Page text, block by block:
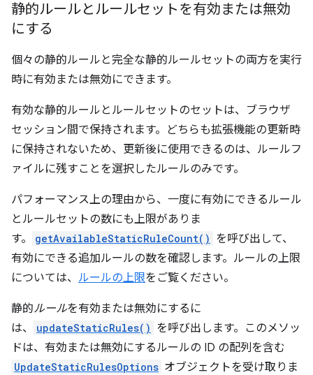
静的ルールとルールセットを有効または無効
にする
個々の静的ルールと完全な静的ルールセットの両方を実行
時に有効または無効にできます。
有効な静的ルールとルールセットのセットは、ブラウザ
セッション間で保持されます。どちらも拡張機能の更新時
に保持されないため、更新後に使用できるのは、ルールフ
ァイルに残すことを選択したルールのみです。
パフォーマンス上の理由から、一度に有効にできるルール
とルールセットの数にも上限がありま
す。
getAvailableStaticRuleCount() を呼び出して、
有効にできる追加ルールの数を確認します。ルールの上限
については、 ルールの上限をご覧ください。
静的ルールを有効または無効にするに
は、
updateStaticRules() を呼び出します。このメソッ
ドは、有効または無効にするルールの ID の配列を含む
UpdateStaticRulesOptions オブジェクトを受け取りま